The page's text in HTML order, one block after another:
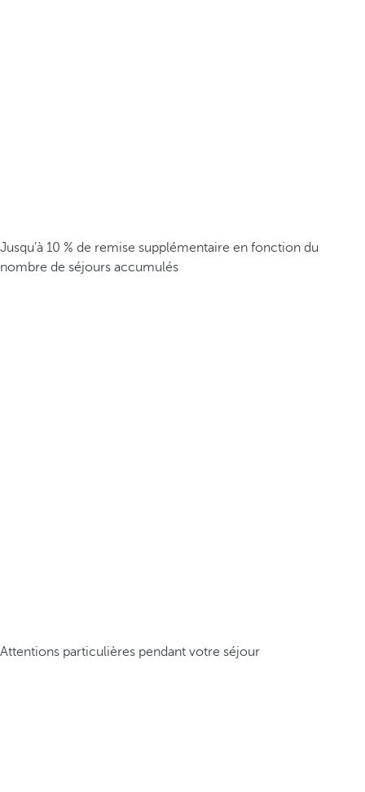
Jusqu’à 10 % de remise supplémentaire en fonction du
nombre de séjours accumulés
Attentions particulières pendant votre séjour